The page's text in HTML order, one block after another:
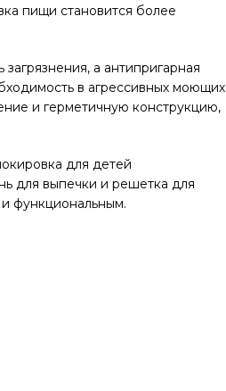
пищи становится более
а антипригарная
в агрессивных моющих
и герметичную конструкцию,
для детей
для выпечки и решетка для
функциональным.